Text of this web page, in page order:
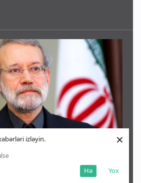
izləyin.
Yox
Hə
×
barədə yeni xəbər: Oğlu vasitəsilə